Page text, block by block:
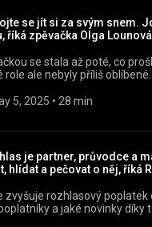
https://
Facebooku:
crostrednicechy
se jít si za svým snem.
říká zpěvačka Olga Lounová
se stala až poté, co
role ale nebyly příliš oblíbené.
dvakrát týdně. Jde to
alex-host »
www.facebook.com/
5, 2025 • 28 min
je partner, průvodce a
hlídat a pečovat o něj, říká
zvyšuje rozhlasový poplatek
a jaké novinky díky